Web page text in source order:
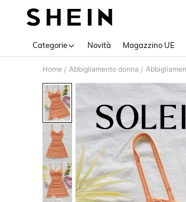
Categorie Novità Magazzino UE
Home / Abbigliamento donna /